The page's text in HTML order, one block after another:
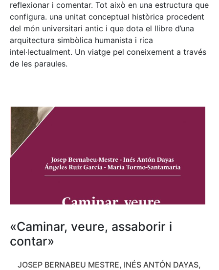
reflexionar i comentar. Tot això en una estructura que
configura. una unitat conceptual històrica procedent
del món universitari antic i que dota el llibre d’una
arquitectura simbòlica humanista i rica
intel·lectualment. Un viatge pel coneixement a través
de les paraules.
«Caminar, veure, assaborir i
contar»
JOSEP BERNABEU MESTRE, INÉS ANTÓN DAYAS,